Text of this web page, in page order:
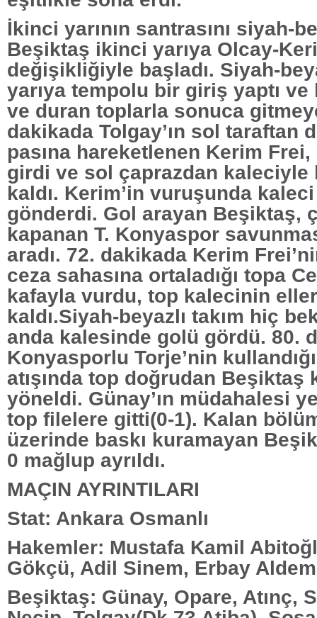
İkinci yarının santrasını siyah-
Beşiktaş ikinci yarıya Olcay-
değişikliğiyle başladı. Siyah-
yarıya tempolu bir giriş yaptı ve
ve duran toplarla sonuca
dakikada Tolgay’ın sol taraftan
pasına hareketlenen Kerim Frei,
girdi ve sol çaprazdan kaleciyle
kaldı. Kerim’in vuruşunda
gönderdi. Gol arayan Beşiktaş,
kapanan T. Konyaspor
aradı. 72. dakikada Kerim
ceza sahasına ortaladığı topa
kafayla vurdu, top kalecinin
kaldı.Siyah-beyazlı takım hiç
anda kalesinde golü gördü. 80.
Konyasporlu Torje’nin
atışında top doğrudan Beşiktaş
yöneldi. Günay’ın müdahalesi
top filelere gitti(0-1). Kalan
üzerinde baskı kuramayan
0 mağlup ayrıldı.
MAÇIN AYRINTILARI
Stat: Ankara Osmanlı
Hakemler: Mustafa Kamil
Gökçü, Adil Sinem, Erbay
Beşiktaş: Günay, Opare, Atınç,